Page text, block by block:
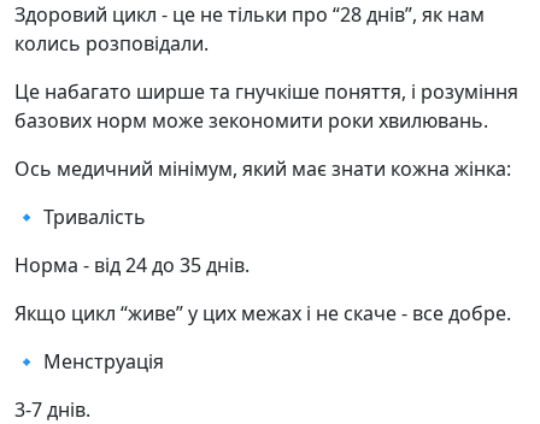
Здоровий цикл - це не тільки про “28 днів”, як нам
колись розповідали.
Це набагато ширше та гнучкіше поняття, і розуміння
базових норм може зекономити роки хвилювань.
Ось медичний мінімум, який має знати кожна жінка:
🔹 Тривалість
Норма - від 24 до 35 днів.
Якщо цикл “живе” у цих межах і не скаче - все добре.
🔹 Менструація
3-7 днів.